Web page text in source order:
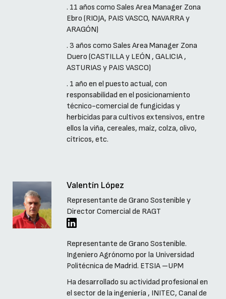
. 11 años como Sales Area Manager Zona
Ebro (RIOJA, PAIS VASCO, NAVARRA y
ARAGÓN)
. 3 años como Sales Area Manager Zona
Duero (CASTILLA y LEÓN , GALICIA ,
ASTURIAS y PAIS VASCO)
. 1 año en el puesto actual, con
responsabilidad en el posicionamiento
técnico-comercial de fungicidas y
herbicidas para cultivos extensivos, entre
ellos la viña, cereales, maíz, colza, olivo,
cítricos, etc.
Valentín López
Representante de Grano Sostenible y
Director Comercial de RAGT
Representante de Grano Sostenible.
Ingeniero Agrónomo por la Universidad
Politécnica de Madrid. ETSIA –UPM
Ha desarrollado su actividad profesional en
el sector de la ingeniería , INITEC, Canal de